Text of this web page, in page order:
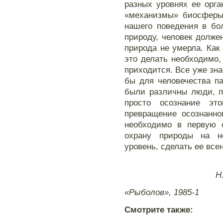
разных уровнях ее
«механизмы»
нашего поведения в
природу, человек
природа не умерла.
это делать
приходится. Все уже
бы для человечества
были различны люди,
просто осознание
превращение
необходимо в первую
охрану природы на
уровень, сделать ее
«Рыболов», 1985-1
Смотрите также: